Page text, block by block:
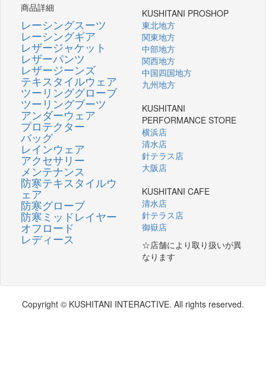
商品詳細
レーシングスーツ
レーシングギア
レザージャケット
レザーパンツ
レザージーンズ
テキスタイルウェア
ツーリンググローブ
ツーリングブーツ
アンダーウェア
プロテクター
バッグ
レインウェア
アクセサリー
メンテナンス
防寒テキスタイルウ
ェア
防寒グローブ
防寒ミッドレイヤー
オフロード
レディース
KUSHITANI PROSHOP
東北地方
関東地方
中部地方
関西地方
中国四国地方
九州地方
KUSHITANI
PERFORMANCE STORE
横浜店
清水店
針テラス店
大阪店
KUSHITANI CAFE
清水店
針テラス店
御嶽店
☆店舗により取り扱いが異
なります
Copyright © KUSHITANI INTERACTIVE. All rights reserved.